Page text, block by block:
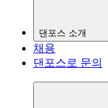
댄포스 소개
채용
댄포스로 문의